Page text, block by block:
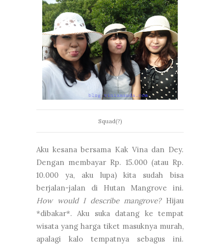
Squad(?)
Aku kesana bersama Kak Vina dan Dey.
Dengan membayar Rp. 15.000 (atau Rp.
10.000 ya, aku lupa) kita sudah bisa
berjalan-jalan di Hutan Mangrove ini.
How would I describe mangrove?Hijau
*dibakar*. Aku suka datang ke tempat
wisata yang harga tiket masuknya murah,
apalagi kalo tempatnya sebagus ini.